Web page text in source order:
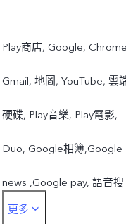
Play商店, Google,
Gmail, 地圖, YouTube, 雲
硬碟, Play音樂, Play電影,
Duo, Google相簿,Google
news ,Google pay, 語音搜
索,Google 翻譯
更多